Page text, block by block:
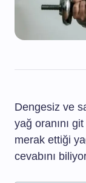
Dengesiz ve
yağ oranını
merak ettiği
cevabını